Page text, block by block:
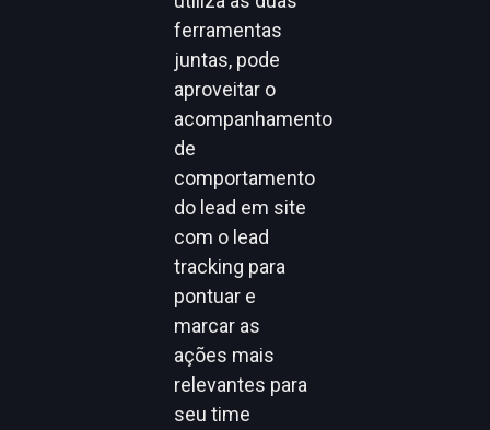
ferramentas
juntas, pode
aproveitar o
acompanhamento
de
comportamento
do lead em site
com o lead
tracking para
pontuar e
marcar as
ações mais
relevantes para
seu time